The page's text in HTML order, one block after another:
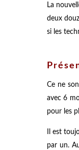
La
deux
si les
Ce ne
avec 6
pour les
Il est
par un.